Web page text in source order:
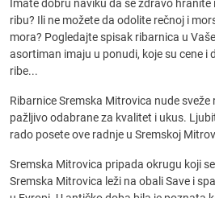
Imate dobru naviku da se zdravo hranite
ribu? Ili ne možete da odolite rečnoj i
mora? Pogledajte spisak ribarnica u
asortiman imaju u ponudi, koje su cene i
ribe...
Ribarnice Sremska Mitrovica nude sveže
pažljivo odabrane za kvalitet i ukus.
rado posete ove radnje u Sremskoj
Sremska Mitrovica pripada okrugu koji
Sremska Mitrovica leži na obali Save i